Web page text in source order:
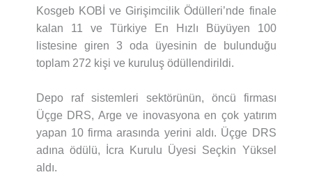
Kosgeb KOBİ ve Girişimcilik Ödülleri’nde finale
kalan 11 ve Türkiye En Hızlı Büyüyen 100
listesine giren 3 oda üyesinin de bulunduğu
toplam 272 kişi ve kuruluş ödüllendirildi.
Depo raf sistemleri sektörünün, öncü firması
Üçge DRS, Arge ve inovasyona en çok yatırım
yapan 10 firma arasında yerini aldı. Üçge DRS
adına ödülü, İcra Kurulu Üyesi Seçkin Yüksel
aldı.